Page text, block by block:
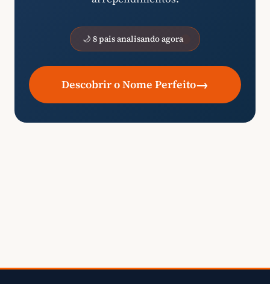
🌙 8 pais analisando agora
Descobrir o Nome Perfeito→